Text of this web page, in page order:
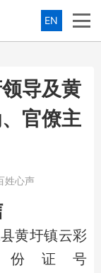
EN
导及黄
官僚主
姓心声
黄圩镇云彩
证号